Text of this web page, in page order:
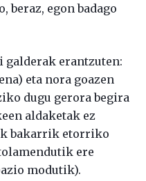
beraz, egon badago
galderak erantzuten:
eta nora goazen
dugu gerora begira
aldaketak ez
bakarrik etorriko
ere
modutik).